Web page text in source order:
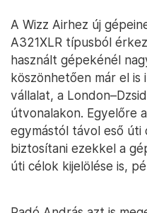
A Wizz Airhez új
A321XLR típusból
használt gépekénél
köszönhetően már el
vállalat, a
útvonalakon. Egyelőre
egymástól távol eső úti
biztosítani ezekkel a
úti célok kijelölése is,